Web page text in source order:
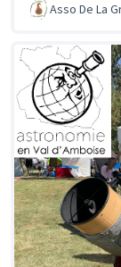
Asso De La